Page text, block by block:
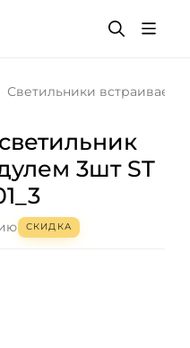
Светильники
3шт ST
СКИДКА